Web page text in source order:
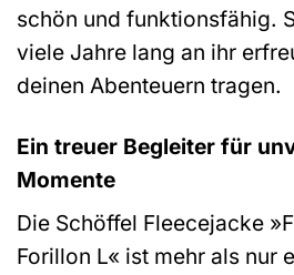
schön und funktionsfähig.
viele Jahre lang an ihr
deinen Abenteuern tragen.
Ein treuer Begleiter für
Momente
Die Schöffel Fleecejacke
Forillon L« ist mehr als nur